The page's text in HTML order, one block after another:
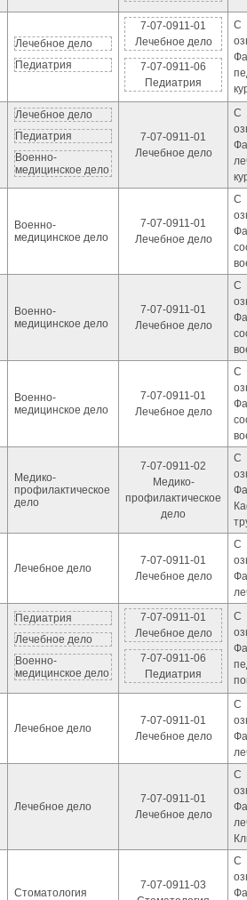
Лечебное дело
Педиатрия
7-07-0911-01
Лечебное дело
7-07-0911-06
Педиатрия
С
Лечебное дело
Педиатрия
Военно-
медицинское дело
7-07-0911-01
Лечебное дело
С
Военно-
медицинское дело
7-07-0911-01
Лечебное дело
С
Военно-
медицинское дело
7-07-0911-01
Лечебное дело
С
Военно-
медицинское дело
7-07-0911-01
Лечебное дело
С
Медико-
профилактическое
дело
7-07-0911-02
Медико-
профилактическое
дело
С
Лечебное дело
7-07-0911-01
Лечебное дело
С
Педиатрия
Лечебное дело
Военно-
медицинское дело
7-07-0911-01
Лечебное дело
7-07-0911-06
Педиатрия
С
Лечебное дело
7-07-0911-01
Лечебное дело
С
Лечебное дело
7-07-0911-01
Лечебное дело
С
Стоматология
7-07-0911-03
С